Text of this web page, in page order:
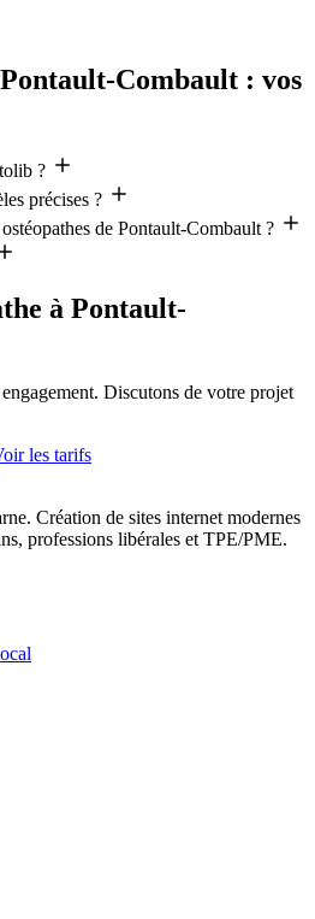
Combault : vos
?
précises ?
de Pontault-Combault ?
à Pontault-
Discutons de votre projet
les tarifs
Création de sites internet modernes
professions libérales et TPE/PME.